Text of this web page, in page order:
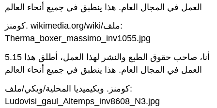
العمل في المجال العام. هذا ينطبق في جميع أنحاء العالم
كومنز. wikimedia.org/wiki/ملف:
Therma_boxer_massimo_inv1055.jpg
5.15 أنا، صاحب حقوق الطبع والنشر لهذا العمل، أطلق هذا
العمل في المجال العام. هذا ينطبق في جميع أنحاء العالم
كومنز. ويكيميديا المحلية/ويكي/ملف:
Ludovisi_gaul_Altemps_inv8608_N3.jpg